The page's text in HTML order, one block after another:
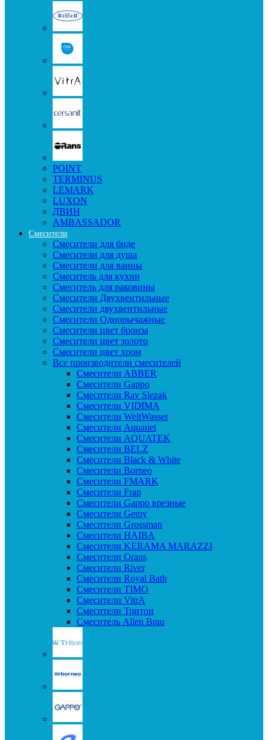
POINT
TERMINUS
LEMARK
LUXON
ДВИН
AMBASSADOR
Смесители
Смесители для биде
Смесители для душа
Смесители для ванны
Смеситель для кухни
Смеситель для раковины
Смесители Двухвентильные
Смесители двухвентильные
Смесители Однорычажные
Смесители цвет бронза
Смесители цвет золото
Смесители цвет хром
Все производители смесителей
Cмесители ABBER
Cмесители Gappo
Cмесители Rav Slezak
Cмесители VIDIMA
Cмесители WeltWasser
Смесители Aquanet
Смесители AQUATEK
Смесители BELZ
Смесители Black & White
Смесители Borneo
Смесители FMARK
Смесители Frap
Смесители Gappo врезные
Смесители Gemy
Смесители Grossman
Смесители HAIBA
Смесители KERAMA MARAZZI
Смесители Orans
Смесители River
Смесители Royal Bath
Смесители TIMO
Смесители VitrA
Смесители Тритон
Смеситель Allen Brau